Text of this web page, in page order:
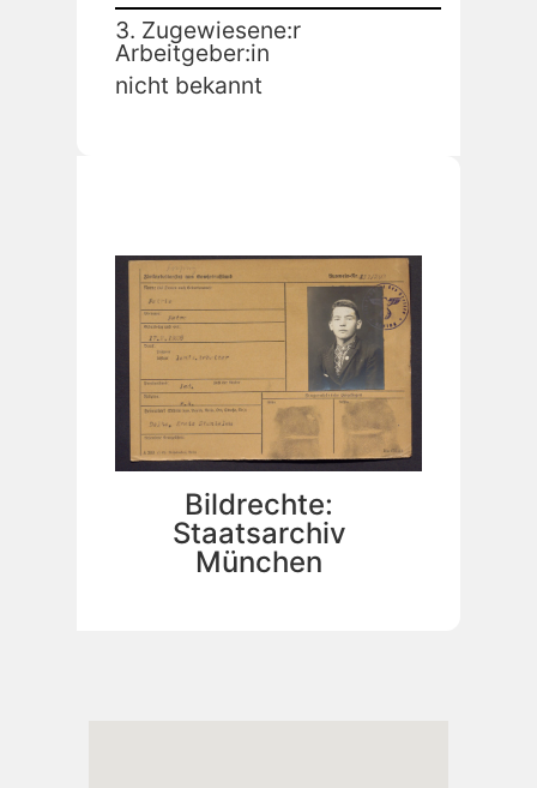
3. Zugewiesene:r
Arbeitgeber:in
nicht bekannt
Bildrechte:
Staatsarchiv
München